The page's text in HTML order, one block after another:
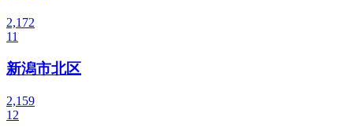
2,172
11
新潟市北区
2,159
12